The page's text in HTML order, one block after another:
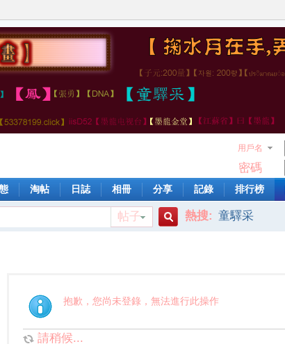
用戶名
密碼
淘帖 日誌 相冊 分享 記錄 排行榜
帖子
索
熱搜: 童驛采
抱歉，您尚未登錄，無法進行此操作
請稍候...